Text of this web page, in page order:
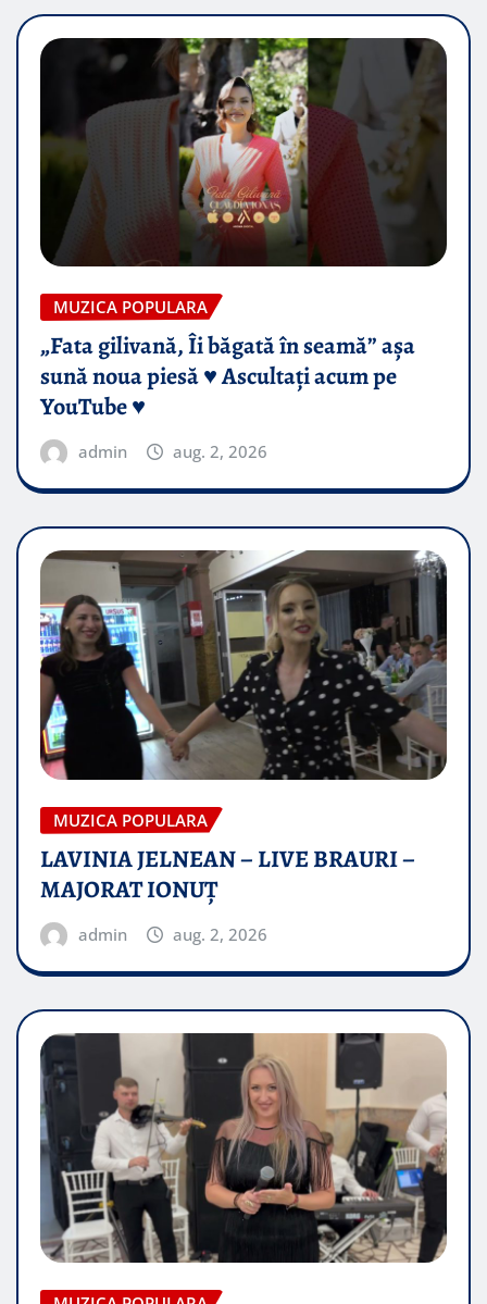
MUZICA POPULARA
„Fata gilivană, Îi băgată în seamă” așa
sună noua piesă ♥️ Ascultați acum pe
YouTube ♥️
admin aug. 2, 2026
MUZICA POPULARA
LAVINIA JELNEAN – LIVE BRAURI –
MAJORAT IONUŢ
admin aug. 2, 2026